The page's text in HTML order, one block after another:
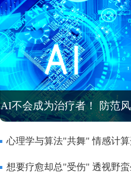
AI不会成为治疗者！ 防范
用走向
心理学与算法"共舞" 情感计
想要疗愈却总"受伤" 透视野